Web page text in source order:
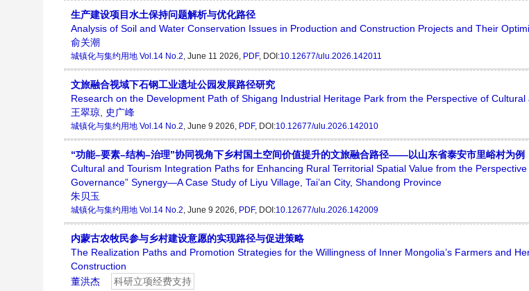
生产建设项目水土保持问题解析与优化路径
Analysis of Soil and Water Conservation Issues in Production and Construction Projects and Their
俞关潮
城镇化与集约用地 Vol.14 No.2, June 11 2026, PDF, DOI:10.12677/ulu.2026.142011
文旅融合视域下石钢工业遗址公园发展路径研究
Research on the Development Path of Shigang Industrial Heritage Park from the Perspective of Cultural
王翠琼, 史广峰
城镇化与集约用地 Vol.14 No.2, June 9 2026, PDF, DOI:10.12677/ulu.2026.142010
“功能–要素–结构–治理”协同视角下乡村国土空间价值提升的文旅融合路径——以山东省泰安市里峪村为例
Cultural and Tourism Integration Paths for Enhancing Rural Territorial Spatial Value from the
Governance” Synergy—A Case Study of Liyu Village, Tai’an City, Shandong Province
朱贝玉
城镇化与集约用地 Vol.14 No.2, June 9 2026, PDF, DOI:10.12677/ulu.2026.142009
内蒙古农牧民参与乡村建设意愿的实现路径与促进策略
The Realization Paths and Promotion Strategies for the Willingness of Inner Mongolia’s Farmers and
Construction
董洪杰
科研立项经费支持